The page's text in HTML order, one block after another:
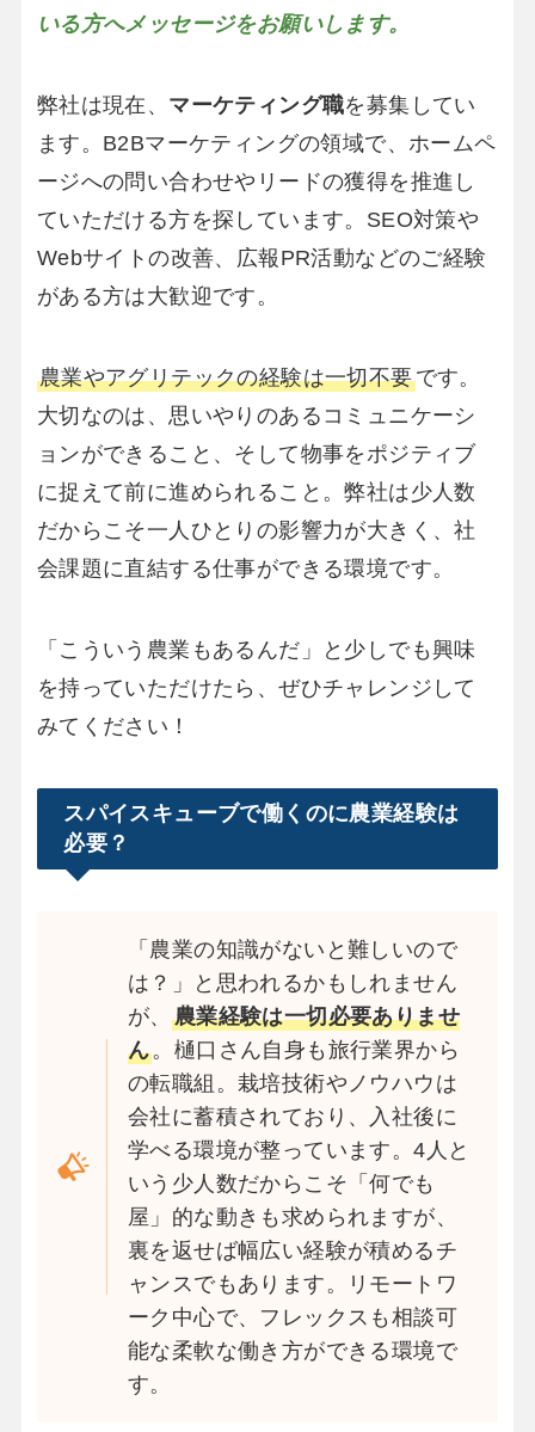
いる方へメッセージをお願いします。
弊社は現在、 マーケティング職を募集してい
ます。B2Bマーケティングの領域で、ホームペ
ージへの問い合わせやリードの獲得を推進し
ていただける方を探しています。SEO対策や
Webサイトの改善、広報PR活動などのご経験
がある方は大歓迎です。
農業やアグリテックの経験は一切不要です。
大切なのは、思いやりのあるコミュニケーシ
ョンができること、そして物事をポジティブ
に捉えて前に進められること。弊社は少人数
だからこそ一人ひとりの影響力が大きく、社
会課題に直結する仕事ができる環境です。
「こういう農業もあるんだ」と少しでも興味
を持っていただけたら、ぜひチャレンジして
みてください！
スパイスキューブで働くのに農業経験は
必要？
「農業の知識がないと難しいので
は？」と思われるかもしれません
が、 農業経験は一切必要ありませ
ん。樋口さん自身も旅行業界から
の転職組。栽培技術やノウハウは
会社に蓄積されており、入社後に
学べる環境が整っています。4人と
いう少人数だからこそ「何でも
屋」的な動きも求められますが、
裏を返せば幅広い経験が積めるチ
ャンスでもあります。リモートワ
ーク中心で、フレックスも相談可
能な柔軟な働き方ができる環境で
す。